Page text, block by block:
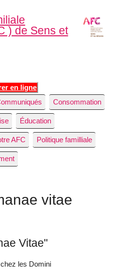
) de Sens et
en ligne
Consommation
Éducation
AFC Politique familliale
vitae
Vitae"
les Domini